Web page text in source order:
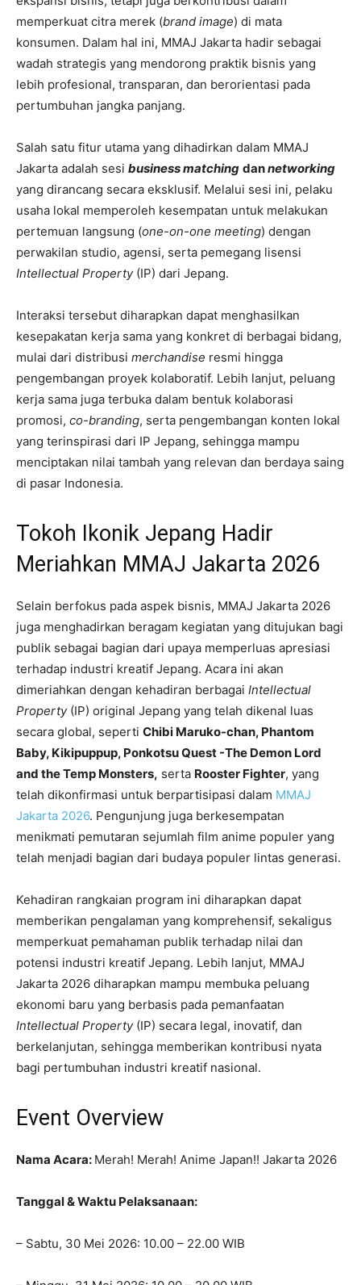
memperkuat citra merek (brand image) di mata
konsumen. Dalam hal ini, MMAJ Jakarta hadir sebagai
wadah strategis yang mendorong praktik bisnis yang
lebih profesional, transparan, dan berorientasi pada
pertumbuhan jangka panjang.
Salah satu fitur utama yang dihadirkan dalam MMAJ
Jakarta adalah sesi business matching dannetworking
yang dirancang secara eksklusif. Melalui sesi ini, pelaku
usaha lokal memperoleh kesempatan untuk melakukan
pertemuan langsung (one-on-one meeting) dengan
perwakilan studio, agensi, serta pemegang lisensi
Intellectual Property(IP) dari Jepang.
Interaksi tersebut diharapkan dapat menghasilkan
kesepakatan kerja sama yang konkret di berbagai bidang,
mulai dari distribusi merchandise resmi hingga
pengembangan proyek kolaboratif. Lebih lanjut, peluang
kerja sama juga terbuka dalam bentuk kolaborasi
promosi, co-branding, serta pengembangan konten lokal
yang terinspirasi dari IP Jepang, sehingga mampu
menciptakan nilai tambah yang relevan dan berdaya saing
di pasar Indonesia.
Tokoh Ikonik Jepang Hadir
Meriahkan MMAJ Jakarta 2026
Selain berfokus pada aspek bisnis, MMAJ Jakarta 2026
juga menghadirkan beragam kegiatan yang ditujukan bagi
publik sebagai bagian dari upaya memperluas apresiasi
terhadap industri kreatif Jepang. Acara ini akan
dimeriahkan dengan kehadiran berbagai Intellectual
Property(IP) original Jepang yang telah dikenal luas
secara global, seperti Chibi Maruko-chan, Phantom
Baby, Kikipuppup, Ponkotsu Quest -The Demon Lord
and the Temp Monsters, serta Rooster Fighter, yang
telah dikonfirmasi untuk berpartisipasi dalam MMAJ
Jakarta 2026. Pengunjung juga berkesempatan
menikmati pemutaran sejumlah film anime populer yang
telah menjadi bagian dari budaya populer lintas generasi.
Kehadiran rangkaian program ini diharapkan dapat
memberikan pengalaman yang komprehensif, sekaligus
memperkuat pemahaman publik terhadap nilai dan
potensi industri kreatif Jepang. Lebih lanjut, MMAJ
Jakarta 2026 diharapkan mampu membuka peluang
ekonomi baru yang berbasis pada pemanfaatan
Intellectual Property(IP) secara legal, inovatif, dan
berkelanjutan, sehingga memberikan kontribusi nyata
bagi pertumbuhan industri kreatif nasional.
Event Overview
Nama Acara: Merah! Merah! Anime Japan!! Jakarta 2026
Tanggal & Waktu Pelaksanaan:
– Sabtu, 30 Mei 2026: 10.00 – 22.00 WIB